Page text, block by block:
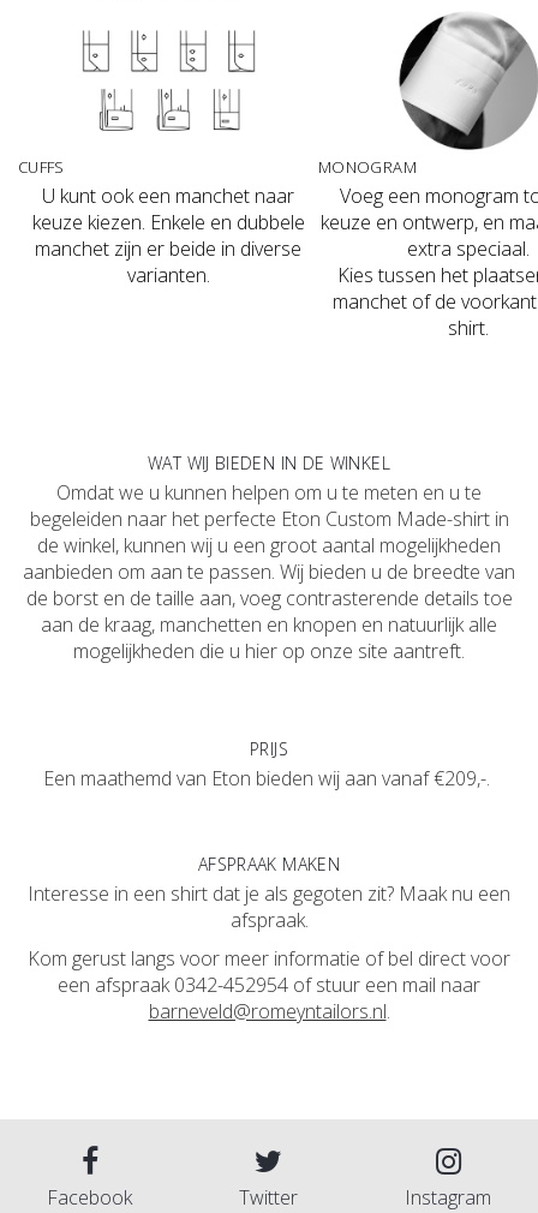
CUFFS
U kunt ook een manchet naar
keuze kiezen. Enkele en dubbele
manchet zijn er beide in diverse
varianten.
MONOGRAM
Voeg een monogram
keuze en ontwerp, en
extra speciaal.
Kies tussen het
manchet of de
shirt.
WAT WIJ BIEDEN IN DE WINKEL
Omdat we u kunnen helpen om u te meten en u te
begeleiden naar het perfecte Eton Custom Made-shirt in
de winkel, kunnen wij u een groot aantal mogelijkheden
aanbieden om aan te passen. Wij bieden u de breedte van
de borst en de taille aan, voeg contrasterende details toe
aan de kraag, manchetten en knopen en natuurlijk alle
mogelijkheden die u hier op onze site aantreft.
PRIJS
Een maathemd van Eton bieden wij aan vanaf €209,-.
AFSPRAAK MAKEN
Interesse in een shirt dat je als gegoten zit? Maak nu een
afspraak.
Kom gerust langs voor meer informatie of bel direct voor
een afspraak 0342-452954 of stuur een mail naar
barneveld@romeyntailors.nl.
Facebook Twitter Instagram